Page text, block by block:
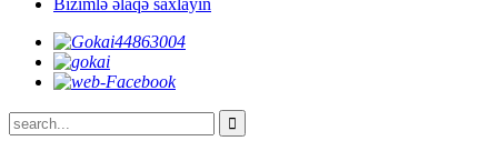
Bizimlə əlaqə saxlayın